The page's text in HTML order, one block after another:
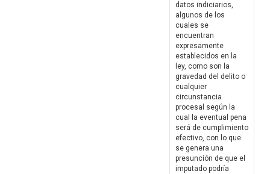
datos indiciarios,
algunos de los
cuales se
encuentran
expresamente
establecidos en la
ley, como son la
gravedad del delito o
cualquier
circunstancia
procesal según la
cual la eventual pena
será de cumplimiento
efectivo, con lo que
se genera una
presunción de que el
imputado podría